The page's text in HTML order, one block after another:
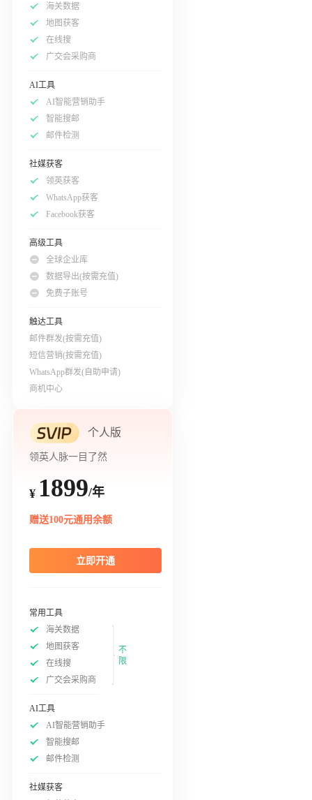
海关数据
地图获客
在线搜
广交会采购商
AI工具
AI智能营销助手
智能搜邮
邮件检测
社媒获客
领英获客
WhatsApp获客
Facebook获客
高级工具
全球企业库
数据导出(按需充值)
免费子账号
触达工具
邮件群发(按需充值)
短信营销(按需充值)
WhatsApp群发(自助申请)
商机中心
个人版
领英人脉一目了然
¥ 1899/年
赠送100元通用余额
立即开通
常用工具
海关数据
地图获客
在线搜
广交会采购商
不
限
AI工具
AI智能营销助手
智能搜邮
邮件检测
社媒获客